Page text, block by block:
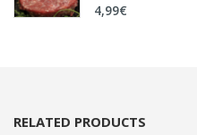
0
out
4,99€
RELATED PRODUCTS